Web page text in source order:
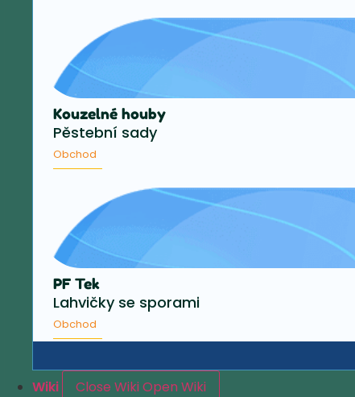
Kouzelné houby
Pěstební sady
Obchod
PF Tek
Lahvičky se sporami
Obchod
Wiki Close WikiOpen Wiki